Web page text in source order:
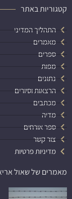
קטגוריות באתר
התהליך המדיני
מאמרים
ספרים
מפות
נתונים
הרצאות וסיורים
מכתבים
מדיה
ספר אורחים
צור קשר
מדיניות פרטיות
מאמרים של שאול